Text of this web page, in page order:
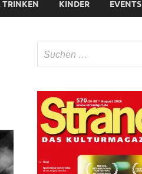
TRINKEN KINDER EVENTS